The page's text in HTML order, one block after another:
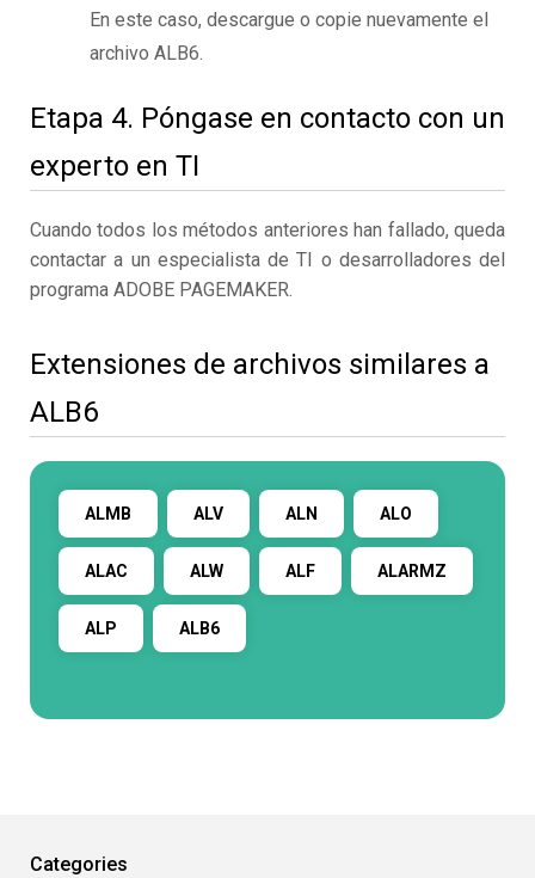
En este caso, descargue o copie nuevamente el
archivo ALB6.
Etapa 4. Póngase en contacto con un
experto en TI
Cuando todos los métodos anteriores han fallado, queda
contactar a un especialista de TI o desarrolladores del
programa ADOBE PAGEMAKER.
Extensiones de archivos similares a
ALB6
ALMB ALV ALN ALO
ALAC ALW ALF ALARMZ
ALP ALB6
Categories